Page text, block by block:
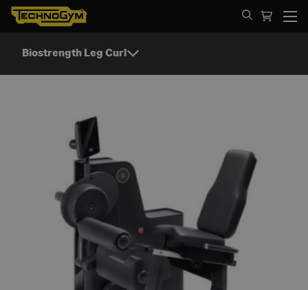
Spring til indhold
Biostrength Leg Curl